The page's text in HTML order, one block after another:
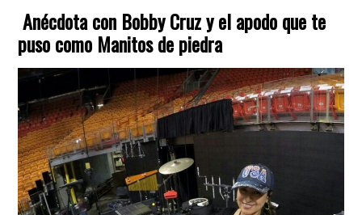
Anécdota con Bobby Cruz y el apodo que te
puso como Manitos de piedra